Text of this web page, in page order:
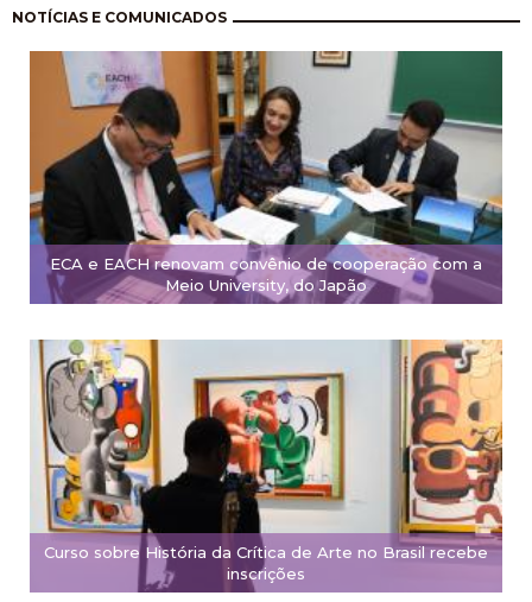
NOTÍCIAS E COMUNICADOS
ECA e EACH renovam convênio de cooperação com a
Meio University, do Japão
Curso sobre História da Crítica de Arte no Brasil recebe
inscrições
Paginação